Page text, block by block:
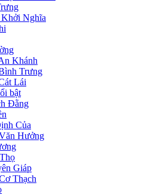
Nghĩa
Khánh
Trưng
Lái
bật
Đằng
Của
Hưởng
Giáp
Thạch